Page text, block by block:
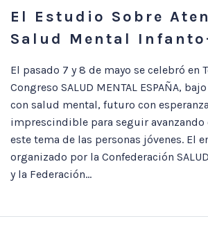
El Estudio Sobre
Salud Mental
El pasado 7 y 8 de mayo se celebró en
Congreso SALUD MENTAL ESPAÑA,
con salud mental, futuro con
imprescindible para seguir avanzando
este tema de las personas jóvenes. El
organizado por la Confederación SALUD
y la Federación...